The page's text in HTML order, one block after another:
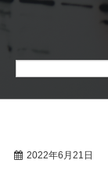
2022年6月21日